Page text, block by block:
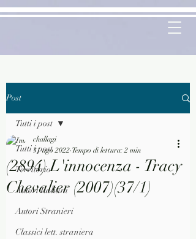
Post
Tutti i post
Territorio
Autori Italiani
Autori Stranieri
Classici lett. straniera
Tutti i post
(2894) L'innocenza - Tracy
Chevalier (2007)(37/1)
challagi
31 ago 2022 Tempo di lettura: 2 min